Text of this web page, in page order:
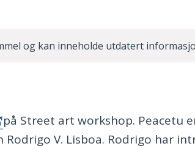
og kan inneholde utdatert
på Street art workshop. Peacetu
V. Lisboa. Rodrigo har